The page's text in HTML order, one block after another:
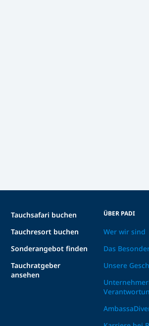
Tauchsafari buchen
Tauchresort buchen
Sonderangebot finden
Tauchratgeber
ansehen
ÜBER PADI
Wer wir sind
Das
Unsere